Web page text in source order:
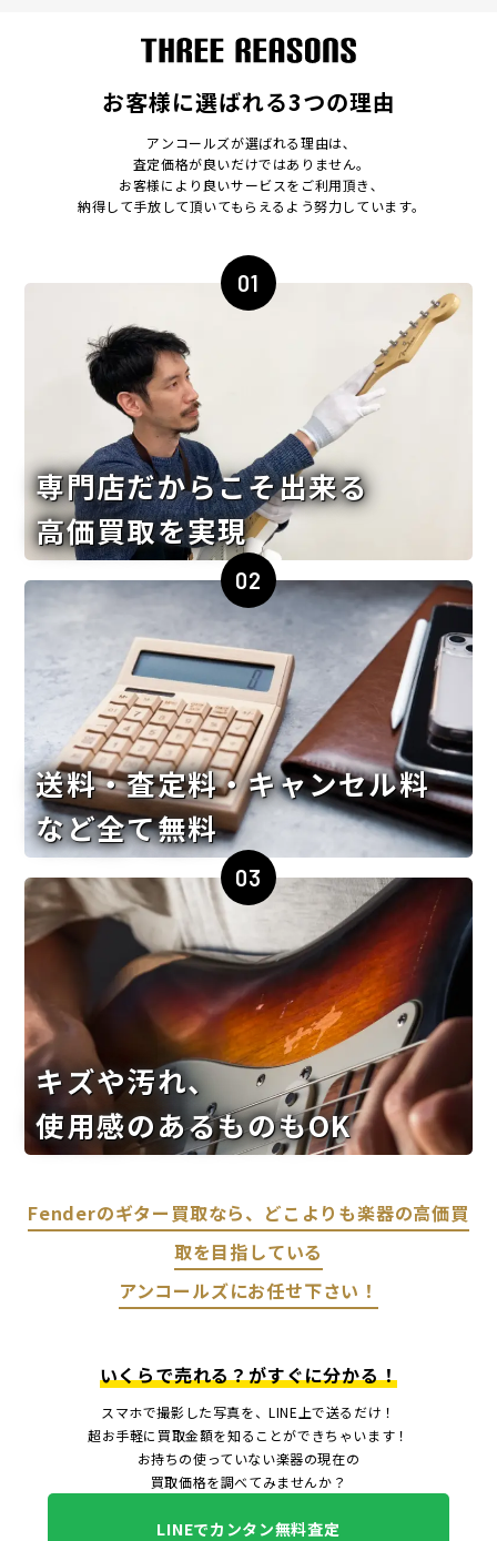
お客様に選ばれる3つの理由
アンコールズが選ばれる理由は､
査定価格が良いだけではありません｡
お客様により良いサービスをご利用頂き､
納得して手放して頂いてもらえるよう努力しています｡
01
専門店だからこそ出来る
高価買取を実現
02
送料・査定料・キャンセル料
など全て無料
03
キズや汚れ、
使用感のあるものもOK
Fenderのギター買取なら、どこよりも楽器の高価買
取を目指している
アンコールズにお任せ下さい！
いくらで売れる？がすぐに分かる！
スマホで撮影した写真を、LINE上で送るだけ！
超お手軽に買取金額を知ることができちゃいます！
お持ちの使っていない楽器の現在の
買取価格を調べてみませんか？
LINEでカンタン無料査定